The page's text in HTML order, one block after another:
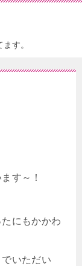
す。
す～！
にもかかわ
いただい